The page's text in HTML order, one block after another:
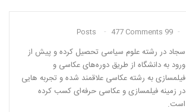
99 Posts
477 Comments
سجاد در رشته علوم سیاسی تحصیل کرده و پیش از
ورود به دانشگاه از طریق دوره‌های عکاسی و
فیلمسازی به رشته عکاسی علاقمند شده و تجربه هایی
در زمینه فیلمسازی و عکاسی حرفه‌ای کسب کرده
است.